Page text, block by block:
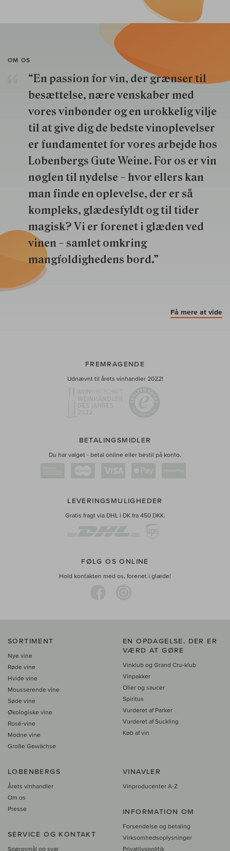
OM OS
“En passion for vin, der grænser til
besættelse, nære venskaber med
vores vinbønder og en urokkelig vilje
til at give dig de bedste vinoplevelser
er fundamentet for vores arbejde hos
Lobenbergs Gute Weine. For os er vin
nøglen til nydelse – hvor ellers kan
man finde en oplevelse, der er så
kompleks, glædesfyldt og til tider
magisk? Vi er forenet i glæden ved
vinen – samlet omkring
mangfoldighedens bord.”
Få mere at vide
FREMRAGENDE
Udnævnt til årets vinhandler 2022!
BETALINGSMIDLER
Du har valget - betal online eller bestil på konto.
LEVERINGSMULIGHEDER
Gratis fragt via DHL i DK fra 450 DKK.
FØLG OS ONLINE
Hold kontakten med os, forenet i glæde!
SORTIMENT
Nye vine
Røde vine
Hvide vine
Mousserende vine
Søde vine
Økologiske vine
Rosé-vine
Modne vine
Große Gewächse
EN OPDAGELSE, DER ER
VÆRD AT GØRE
Vinklub og Grand Cru-klub
Vinpakker
Olier og saucer
Spiritus
Vurderet af Parker
Vurderet af Suckling
Køb af vin
LOBENBERGS
Årets vinhandler
Om os
Presse
SERVICE OG KONTAKT
Spørgsmål og svar
VINAVLER
Vinproducenter A-Z
INFORMATION OM
Forsendelse og betaling
Virksomhedsoplysninger
Privatlivspolitik